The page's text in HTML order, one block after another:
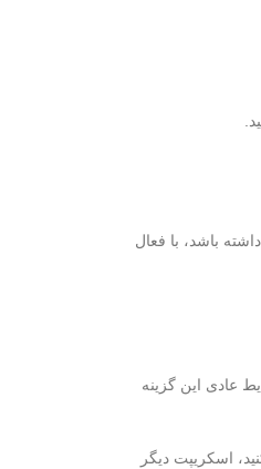
داشته باشد، با فعال
عادی این گزینه
اسکریپت دیگر